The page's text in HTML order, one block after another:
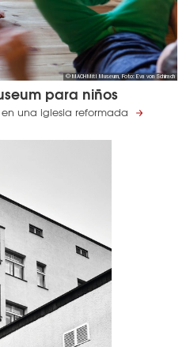
© MACHMit! Museum, Foto: Eva von Schirach
para niños
en una iglesia reformada